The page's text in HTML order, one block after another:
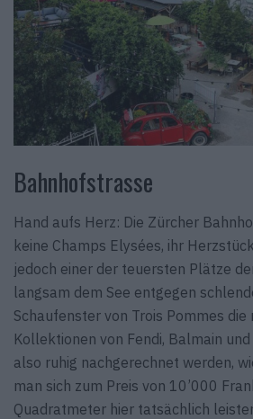
Bahnhofstrasse
Hand aufs Herz: Die Zürcher
keine Champs Elysées, ihr
jedoch einer der teuersten Plätze
langsam dem See entgegen
Schaufenster von Trois Pommes die
Kollektionen von Fendi, Balmain
also ruhig nachgerechnet werden,
man sich zum Preis von 10’000
Quadratmeter hier tatsächlich